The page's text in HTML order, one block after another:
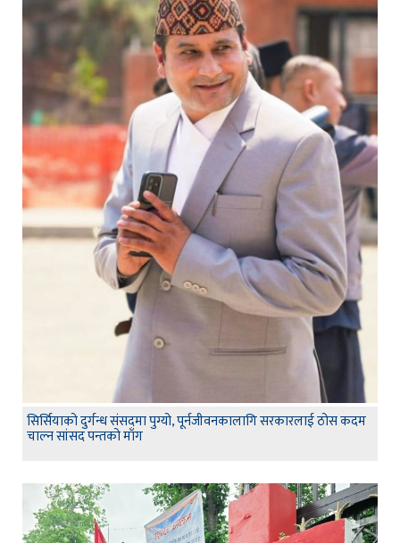
सिर्सियाको दुर्गन्ध संसदमा पुग्यो, पूर्नजीवनकालागि सरकारलाई ठोस कदम
चाल्न सांसद पन्तको माँग